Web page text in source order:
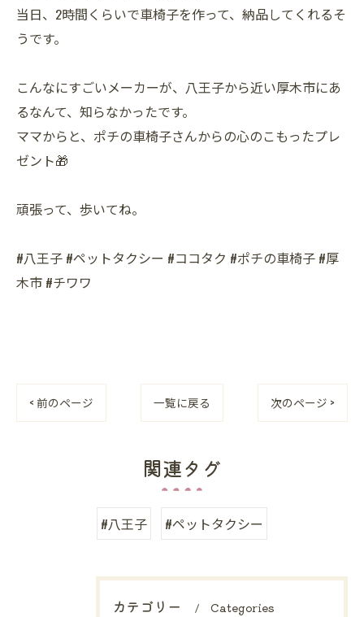
当日、2時間くらいで車椅子を作って、納品してくれるそ
うです。
こんなにすごいメーカーが、八王子から近い厚木市にあ
るなんて、知らなかったです。
ママからと、ポチの車椅子さんからの心のこもったプレ
ゼント🎁
頑張って、歩いてね。
#八王子 #ペットタクシー #ココタク #ポチの車椅子 #厚
木市 #チワワ
< 前のページ 一覧に戻る 次のページ >
関連タグ
#八王子 #ペットタクシー
カテゴリー Categories